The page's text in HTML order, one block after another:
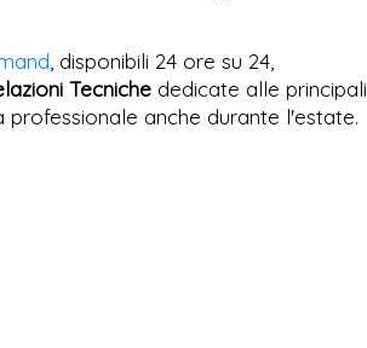
, disponibili 24 ore su 24,
Tecniche dedicate alle principali
professionale anche durante l'estate.